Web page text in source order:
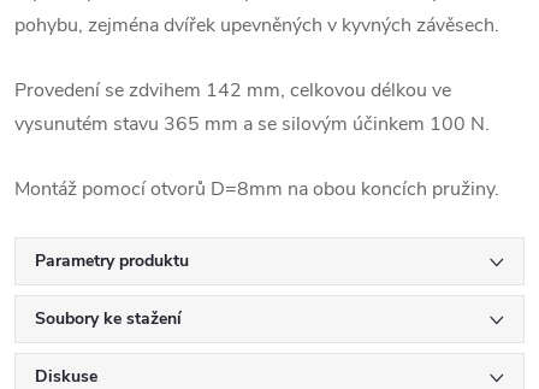
pohybu, zejména dvířek upevněných v kyvných závěsech.
Provedení se zdvihem 142 mm, celkovou délkou ve
vysunutém stavu 365 mm a se silovým účinkem 100 N.
Montáž pomocí otvorů D=8mm na obou koncích pružiny.
Parametry produktu
Soubory ke stažení
Diskuse